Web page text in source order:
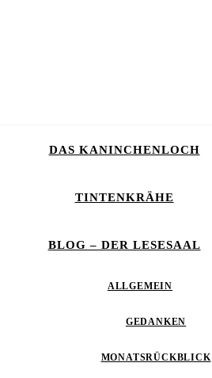
DAS KANINCHENLOCH
TINTENKRÄHE
BLOG – DER LESESAAL
ALLGEMEIN
GEDANKEN
MONATSRÜCKBLICK